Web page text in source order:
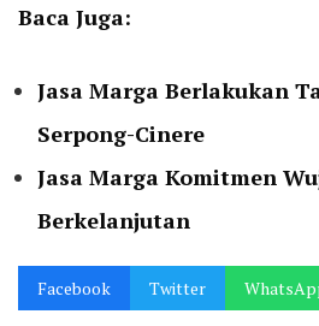
Baca Juga:
Jasa Marga Berlakukan
Serpong-Cinere
Jasa Marga Komitmen
Berkelanjutan
Facebook Twitter